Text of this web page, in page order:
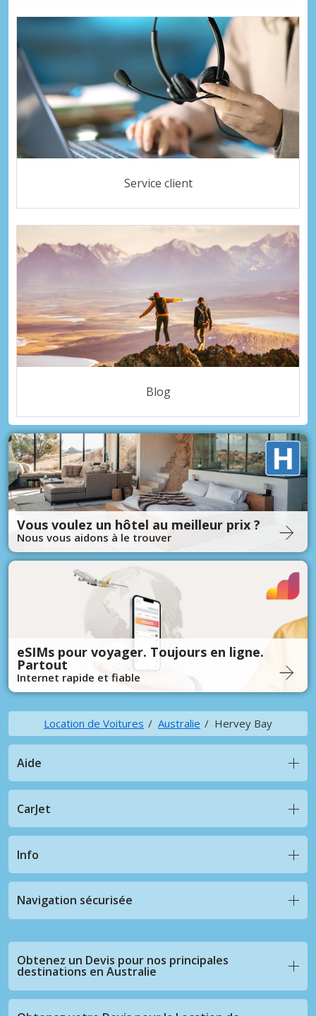
Service client
Blog
Vous voulez un hôtel au meilleur prix ?
Nous vous aidons à le trouver
eSIMs pour voyager. Toujours en ligne.
Partout
Internet rapide et fiable
Location de Voitures Australie Hervey Bay
Aide
CarJet
Info
Navigation sécurisée
Obtenez un Devis pour nos principales
destinations en Australie